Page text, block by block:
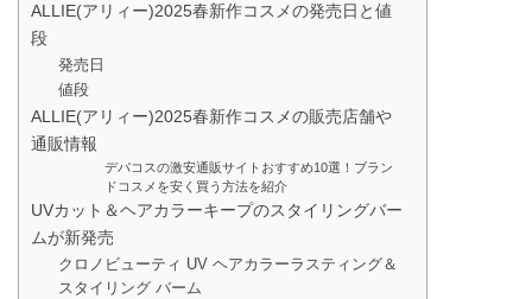
ALLIE(アリィー)2025春新作コスメの発売日と値
段
発売日
値段
ALLIE(アリィー)2025春新作コスメの販売店舗や
通販情報
デパコスの激安通販サイトおすすめ10選！ブラン
ドコスメを安く買う方法を紹介
UVカット＆ヘアカラーキープのスタイリングバー
ムが新発売
クロノビューティ UV ヘアカラーラスティング＆
スタイリング バーム